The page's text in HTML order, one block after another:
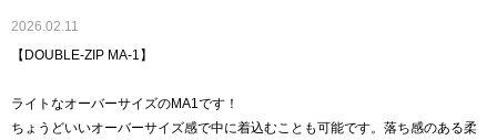
2026.02.11
【DOUBLE-ZIP MA-1】
ライトなオーバーサイズのMA1です！
ちょうどいいオーバーサイズ感で中に着込むことも可能です。落ち感のある柔